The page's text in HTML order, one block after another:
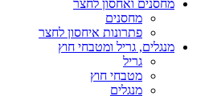
מחסנים ואחסון לחצר
מחסנים
פתרונות איחסון לחצר
מנגלים, גריל ומטבחי חוץ
גריל
מטבחי חוץ
מנגלים